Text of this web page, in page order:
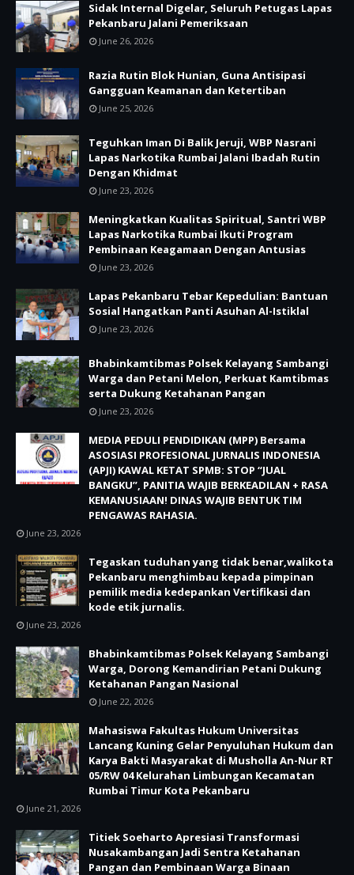
Sidak Internal Digelar, Seluruh Petugas Lapas
Pekanbaru Jalani Pemeriksaan
June 26, 2026
Razia Rutin Blok Hunian, Guna Antisipasi
Gangguan Keamanan dan Ketertiban
June 25, 2026
Teguhkan Iman Di Balik Jeruji, WBP Nasrani
Lapas Narkotika Rumbai Jalani Ibadah Rutin
Dengan Khidmat
June 23, 2026
Meningkatkan Kualitas Spiritual, Santri WBP
Lapas Narkotika Rumbai Ikuti Program
Pembinaan Keagamaan Dengan Antusias
June 23, 2026
Lapas Pekanbaru Tebar Kepedulian: Bantuan
Sosial Hangatkan Panti Asuhan Al-Istiklal
June 23, 2026
Bhabinkamtibmas Polsek Kelayang Sambangi
Warga dan Petani Melon, Perkuat Kamtibmas
serta Dukung Ketahanan Pangan
June 23, 2026
MEDIA PEDULI PENDIDIKAN (MPP) Bersama
ASOSIASI PROFESIONAL JURNALIS INDONESIA
(APJI) KAWAL KETAT SPMB: STOP “JUAL
BANGKU”, PANITIA WAJIB BERKEADILAN + RASA
KEMANUSIAAN! DINAS WAJIB BENTUK TIM
PENGAWAS RAHASIA.
June 23, 2026
Tegaskan tuduhan yang tidak benar,walikota
Pekanbaru menghimbau kepada pimpinan
pemilik media kedepankan Vertifikasi dan
kode etik jurnalis.
June 23, 2026
Bhabinkamtibmas Polsek Kelayang Sambangi
Warga, Dorong Kemandirian Petani Dukung
Ketahanan Pangan Nasional
June 22, 2026
Mahasiswa Fakultas Hukum Universitas
Lancang Kuning Gelar Penyuluhan Hukum dan
Karya Bakti Masyarakat di Musholla An-Nur RT
05/RW 04 Kelurahan Limbungan Kecamatan
Rumbai Timur Kota Pekanbaru
June 21, 2026
Titiek Soeharto Apresiasi Transformasi
Nusakambangan Jadi Sentra Ketahanan
Pangan dan Pembinaan Warga Binaan